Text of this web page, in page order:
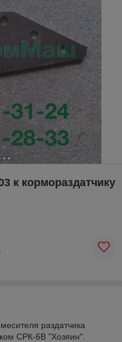
к кормораздатчику
раздатчика
СРК-6В "Хозяин".